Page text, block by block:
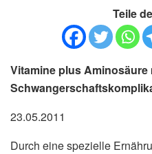
Teile
Vitamine plus
23.05.2011
Durch eine spezielle